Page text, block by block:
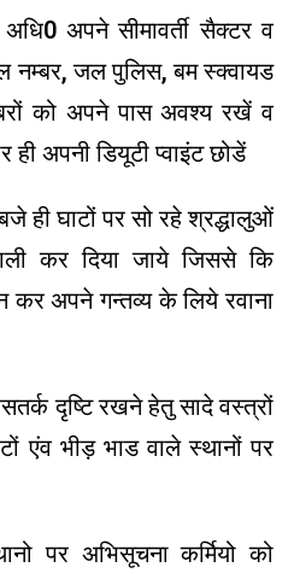
अपने सीमावर्ती सैक्टर व
नम्बर, जल पुलिस, बम स्क्वायड
को अपने पास अवश्य रखें व
अपनी डियूटी प्वाइंट छोडें
ही घाटों पर सो रहे श्रद्धालुओं
कर दिया जाये जिससे कि
कर अपने गन्तव्य के लिये रवाना
दृष्टि रखने हेतु सादे वस्त्रों
एंव भीड़ भाड वाले स्थानों पर
पर अभिसूचना कर्मियो को